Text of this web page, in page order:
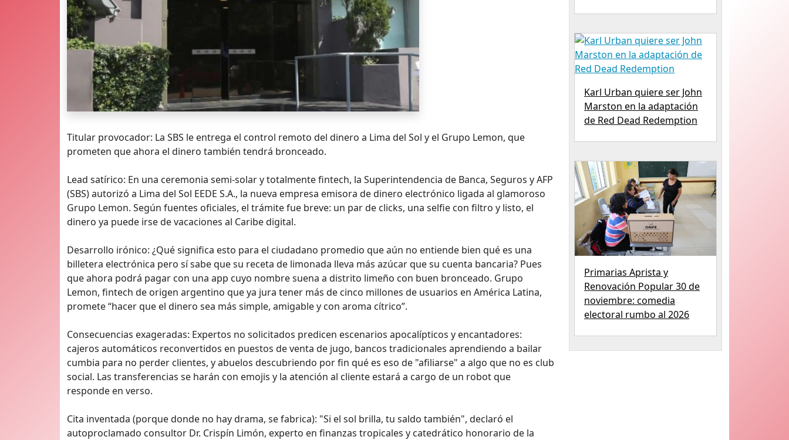
Titular provocador: La SBS le entrega el control remoto del dinero a Lima del Sol y el Grupo Lemon, que
prometen que ahora el dinero también tendrá bronceado.
Lead satírico: En una ceremonia semi-solar y totalmente fintech, la Superintendencia de Banca, Seguros y AFP
(SBS) autorizó a Lima del Sol EEDE S.A., la nueva empresa emisora de dinero electrónico ligada al glamoroso
Grupo Lemon. Según fuentes oficiales, el trámite fue breve: un par de clicks, una selfie con filtro y listo, el
dinero ya puede irse de vacaciones al Caribe digital.
Desarrollo irónico: ¿Qué significa esto para el ciudadano promedio que aún no entiende bien qué es una
billetera electrónica pero sí sabe que su receta de limonada lleva más azúcar que su cuenta bancaria? Pues
que ahora podrá pagar con una app cuyo nombre suena a distrito limeño con buen bronceado. Grupo
Lemon, fintech de origen argentino que ya jura tener más de cinco millones de usuarios en América Latina,
promete “hacer que el dinero sea más simple, amigable y con aroma cítrico”.
Consecuencias exageradas: Expertos no solicitados predicen escenarios apocalípticos y encantadores:
cajeros automáticos reconvertidos en puestos de venta de jugo, bancos tradicionales aprendiendo a bailar
cumbia para no perder clientes, y abuelos descubriendo por fin qué es eso de "afiliarse" a algo que no es club
social. Las transferencias se harán con emojis y la atención al cliente estará a cargo de un robot que
responde en verso.
Cita inventada (porque donde no hay drama, se fabrica): "Si el sol brilla, tu saldo también", declaró el
autoproclamado consultor Dr. Crispín Limón, experto en finanzas tropicales y catedrático honorario de la
Karl Urban quiere ser John
Marston en la adaptación
de Red Dead Redemption
Primarias Aprista y
Renovación Popular 30 de
noviembre: comedia
electoral rumbo al 2026